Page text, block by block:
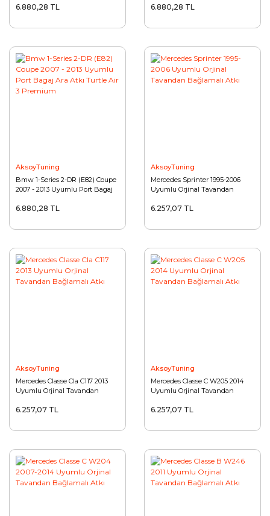
6.880,28 TL 6.880,28 TL
AksoyTuning
Bmw 1-Series 2-DR (E82) Coupe
2007 - 2013 Uyumlu Port Bagaj
6.880,28 TL
AksoyTuning
Mercedes Sprinter 1995-2006
Uyumlu Orjinal Tavandan
6.257,07 TL
AksoyTuning
Mercedes Classe Cla C117 2013
Uyumlu Orjinal Tavandan
6.257,07 TL
AksoyTuning
Mercedes Classe C W205 2014
Uyumlu Orjinal Tavandan
6.257,07 TL
Volvo